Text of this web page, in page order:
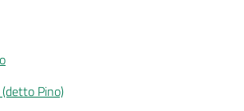
(detto Pino)